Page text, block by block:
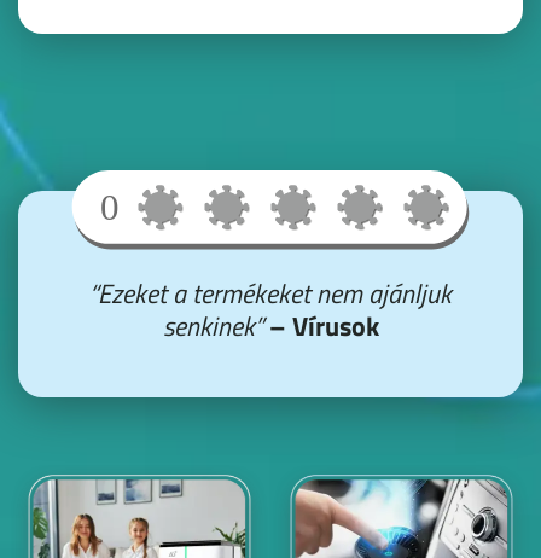
“Ezeket a termékeket nem ajánljuk
senkinek”–Vírusok